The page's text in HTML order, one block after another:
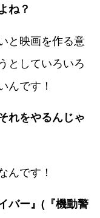
ね？
と映画を作る意
としていろいろ
んです！
れをやるんじゃ
んです！
バー』(『機動警